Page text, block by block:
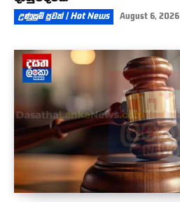
උණුසුම් පුවත් | Hot News August 6, 2026